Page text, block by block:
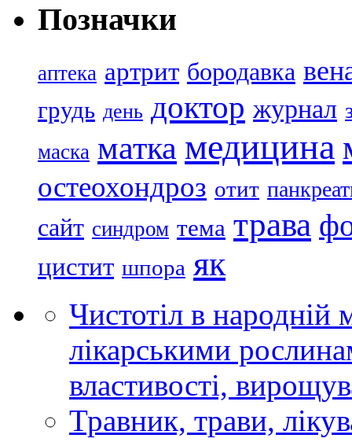
Позначки
аптека артрит бородавка
грудь день доктор журнал
маска матка медицина
остеохондроз отит
сайт синдром тема трава
цистит шпора як
Чистотіл в народній
лікарськими
властивості,
Травник, трави,